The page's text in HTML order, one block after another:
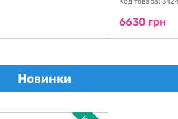
6630 грн
Новинки